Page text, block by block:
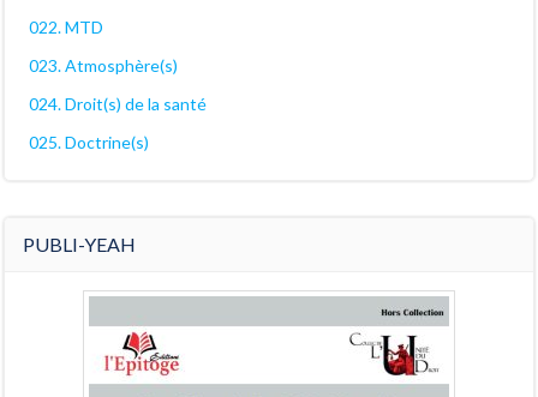
022. MTD
023. Atmosphère(s)
024. Droit(s) de la santé
025. Doctrine(s)
PUBLI-YEAH